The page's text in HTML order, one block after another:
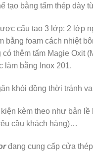
tạo bằng tấm thép dày
cấu tạo 3 lớp: 2 lớp
bằng foam cách nhiệt
có thêm tấm Magie Oxit
làm bằng Inox 201.
khói đồng thời tránh
kèm theo như bản
cầu khách hàng)…
đang cung cấp cửa